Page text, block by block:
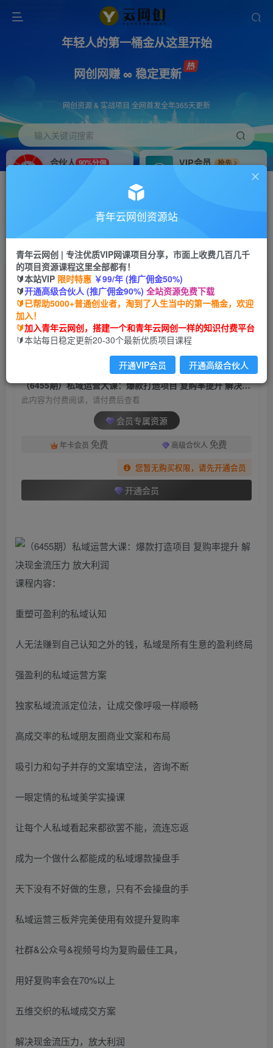
年轻人的第一桶金从这里开始
网创网赚 ∞ 稳定更新
网创资源 & 实战项目 全网首发全年365天更新
输入关键词搜索
合伙人 90%分佣
VIP会员
抢先
搭建同款网站，自己当老板
首页 创业课程 会员专属 正文
（6455期）私域运营大课：爆款打造项目 复购率
提升 解决现金流压力 放大利润
青年云网创
2年前发布
关注 私信
（6455期）私域运营大课：爆款打造项目 复购率提升 解决现金流压力 放大利润
此内容为付费阅读，请付费后查看
会员专属资源
年卡会员 免费 高级合伙人 免费
您暂无购买权限，请先开通会员
开通会员
课程内容：
重塑可盈利的私域认知
人无法赚到自己认知之外的钱，私域是所有生意的盈利终局
强盈利的私域运营方案
独家私域流派定位法，让成交像呼吸一样顺畅
高成交率的私域朋友圈商业文案和布局
吸引力和勾子并存的文案填空法，咨询不断
一眼定情的私域美学实操课
让每个人私域看起来都欲罢不能，流连忘返
成为一个做什么都能成的私域爆款操盘手
天下没有不好做的生意，只有不会操盘的手
私域运营三板斧完美使用有效提升复购率
社群&公众号&视频号均为复购最佳工具，
用好复购率会在70%以上
五维交织的私域成交方案
解决现金流压力，放大利润
青年云网创资源站
青年云网创 | 专注优质VIP网课项目分享，市面上收费几百几千
的项目资源课程这里全部都有！
🔰本站VIP 限时特惠 ￥99/年 (推广佣金50%)
🔰开通高级合伙人 (推广佣金90%) 全站资源免费下载
🔰已帮助5000+普通创业者，淘到了人生当中的第一桶金，欢迎
加入！
🔰加入青年云网创，搭建一个和青年云网创一样的知识付费平台
🔰本站每日稳定更新20-30个最新优质项目课程
开通VIP会员 开通高级合伙人